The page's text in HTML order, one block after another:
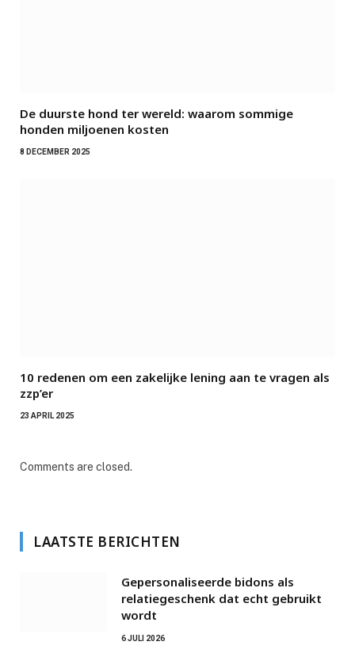
De duurste hond ter wereld: waarom sommige
honden miljoenen kosten
8 DECEMBER 2025
10 redenen om een zakelijke lening aan te vragen als
zzp’er
23 APRIL 2025
Comments are closed.
LAATSTE BERICHTEN
Gepersonaliseerde bidons als
relatiegeschenk dat echt gebruikt
wordt
6 JULI 2026